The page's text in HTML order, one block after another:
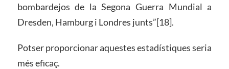
bombardejos de la Segona Guerra Mundial a
Dresden, Hamburg i Londres junts”[18].
Potser proporcionar aquestes estadístiques seria
més eficaç.